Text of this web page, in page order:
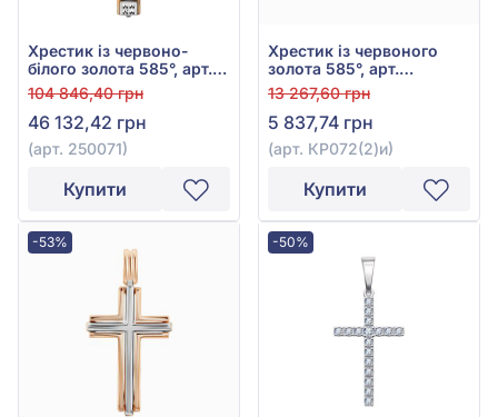
Хрестик із червоно-
білого золота 585°, арт.
250071
104 846,40 грн
46 132,42 грн
(арт. 250071)
Купити
Хрестик із червоного
золота 585°, арт.
КР072(2)и
13 267,60 грн
5 837,74 грн
(арт. КР072(2)и)
Купити
-53% -50%